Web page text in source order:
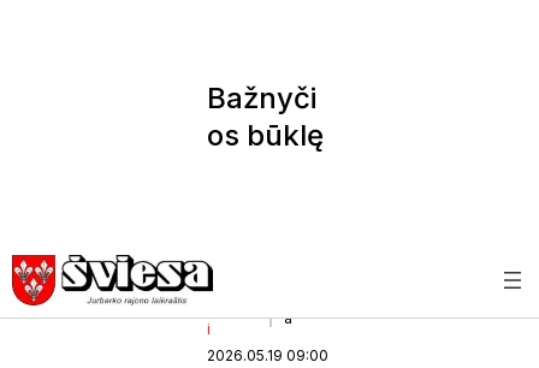
Bažnyči
os būklę
i
a
2026.05.19 09:00